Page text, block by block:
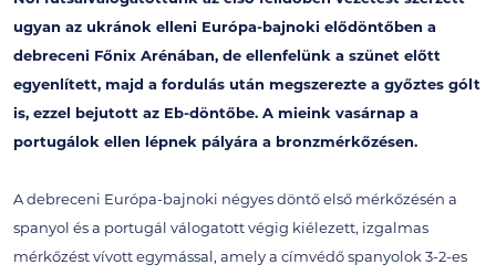
ugyan az ukránok elleni Európa-bajnoki elődöntőben a
debreceni Főnix Arénában, de ellenfelünk a szünet előtt
egyenlített, majd a fordulás után megszerezte a győztes gólt
is, ezzel bejutott az Eb-döntőbe. A mieink vasárnap a
portugálok ellen lépnek pályára a bronzmérkőzésen.
A debreceni Európa-bajnoki négyes döntő első mérkőzésén a
spanyol és a portugál válogatott végig kiélezett, izgalmas
mérkőzést vívott egymással, amely a címvédő spanyolok 3-2-es